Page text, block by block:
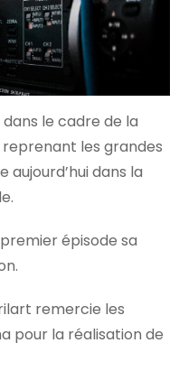
le cadre de la
reprenant les grandes
dans la
épisode sa
remercie les
pour la réalisation de